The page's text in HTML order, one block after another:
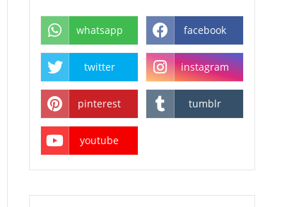
whatsapp facebook
twitter instagram
pinterest tumblr
youtube